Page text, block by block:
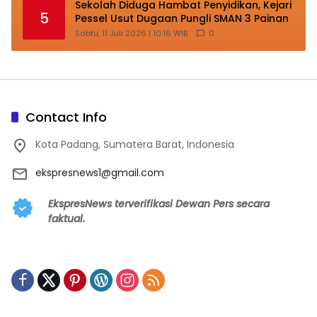
5
Sekolah Diduga Hambat Penyidikan, Kejari
Pessel Usut Dugaan Pungli SMAN 3 Painan
Sabtu, 11 Juli 2026 | 10:16 WIB 0
Contact Info
Kota Padang, Sumatera Barat, Indonesia
ekspresnews1@gmail.com
EkspresNews terverifikasi Dewan Pers secara
faktual.